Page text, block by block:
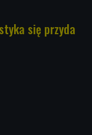
się przyda